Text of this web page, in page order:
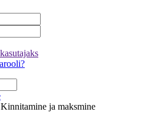
Kinnitamine ja maksmine